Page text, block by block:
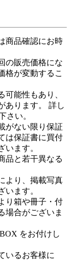
商品確認にお時
の販売価格にな
格が変動するこ
可能性もあり、
あります。 詳し
さい。
がない限り保証
は保証書に買付
います。
品と若干異なる
より、掲載写真
います。
り箱や冊子・付
場合がございま
をお付けし
いるお客様に